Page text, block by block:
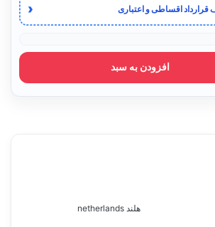
اقساطی و اعتباری ‹
افزودن به سبد
هلند netherlands